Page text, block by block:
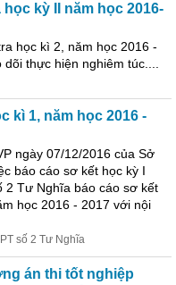
học kỳ II năm học 2016-
học kì 2, năm học 2016 -
dõi thực hiện nghiêm túc....
kì 1, năm học 2016 -
ngày 07/12/2016 của Sở
báo cáo sơ kết học kỳ I
2 Tư Nghĩa báo cáo sơ kết
học 2016 - 2017 với nội
số 2 Tư Nghĩa
án thi tốt nghiệp